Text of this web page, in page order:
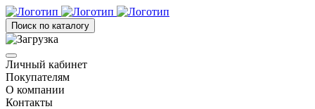
Поиск по каталогу
Личный кабинет
Покупателям
О компании
Контакты